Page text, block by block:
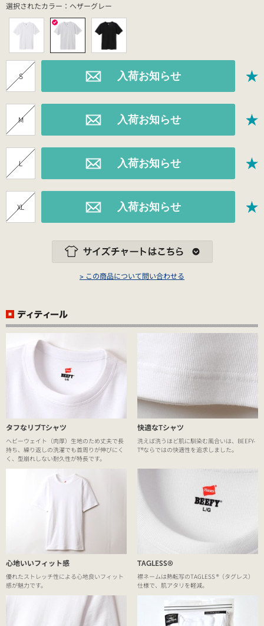
選択されたカラー：ヘザーグレー
S
M
L
XL
> この商品について問い合わせる
タフなリブTシャツ
ヘビーウェイト（肉厚）生地のため丈夫で長
持ち、繰り返しの洗濯でも首周りが伸びにく
く、型崩れしない耐久性が特長です。
快適なTシャツ
洗えば洗うほど肌に馴染む風合いは、BEEFY-
T®ならではの快適性を追求しました。
心地いいフィット感
優れたストレッチ性による心地良いフィット
感が魅力です。
TAGLESS®
襟ネームは熱転写のTAGLESS ®（タグレス）
仕様で、肌アタリを軽減。